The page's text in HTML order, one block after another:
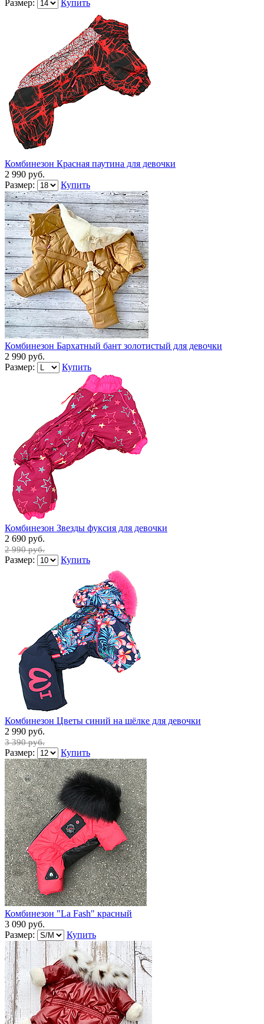
Размер: Купить
Комбинезон Красная паутина для девочки
2 990 руб.
Размер:
Купить
Комбинезон Бархатный бант золотистый для девочки
2 990 руб.
Размер:
Купить
Комбинезон Звезды фуксия для девочки
2 690 руб.
2 990 руб.
Размер: Купить
Комбинезон Цветы синий на шёлке для девочки
2 990 руб.
3 390 руб.
Размер: Купить
Комбинезон "La Fash" красный
3 090 руб.
Размер:
Купить